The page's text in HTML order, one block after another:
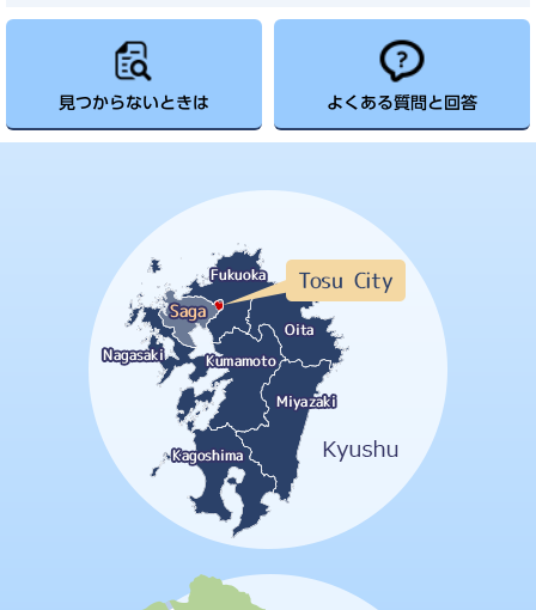
見つからないときは よくある質問と回答